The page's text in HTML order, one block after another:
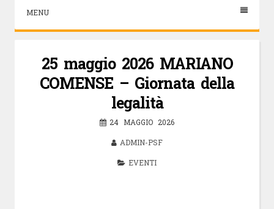
MENU
25 maggio 2026 MARIANO
COMENSE – Giornata della
legalità
24 MAGGIO 2026
ADMIN-PSF
EVENTI